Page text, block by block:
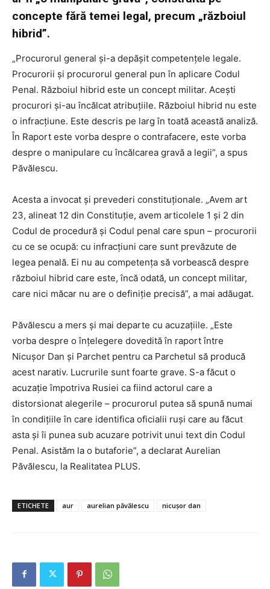
concepte fără temei legal, precum „războiul
hibrid”.
„Procurorul general și-a depășit competențele legale.
Procurorii și procurorul general pun în aplicare Codul
Penal. Războiul hibrid este un concept militar. Acești
procurori și-au încălcat atribuțiile. Războiul hibrid nu este
o infracțiune. Este descris pe larg în toată această analiză.
În Raport este vorba despre o contrafacere, este vorba
despre o manipulare cu încălcarea gravă a legii”, a spus
Păvălescu.
Acesta a invocat și prevederi constituționale. „Avem art
23, alineat 12 din Constituție, avem articolele 1 și 2 din
Codul de procedură și Codul penal care spun – procurorii
cu ce se ocupă: cu infracțiuni care sunt prevăzute de
legea penală. Ei nu au competența să vorbească despre
războiul hibrid care este, încă odată, un concept militar,
care nici măcar nu are o definiție precisă”, a mai adăugat.
Păvălescu a mers și mai departe cu acuzațiile. „Este
vorba despre o înțelegere dovedită în raport între
Nicușor Dan și Parchet pentru ca Parchetul să producă
acest narativ. Lucrurile sunt foarte grave. S-a făcut o
acuzație împotriva Rusiei ca fiind actorul care a
distorsionat alegerile – procurorul putea să spună numai
în condițiile în care identifica oficialii ruși care au făcut
asta și îi punea sub acuzare potrivit unui text din Codul
Penal. Asistăm la o butaforie”, a declarat Aurelian
Păvălescu, la Realitatea PLUS.
ETICHETE aur aurelian păvălescu nicușor dan